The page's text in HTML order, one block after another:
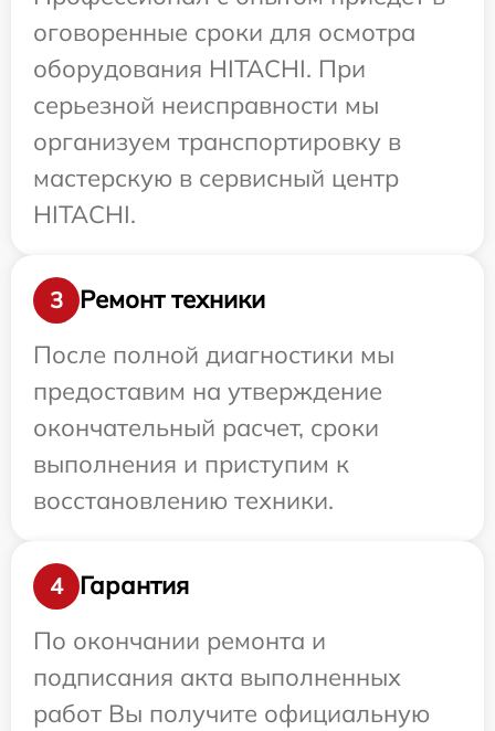
оговоренные сроки для осмотра
оборудования HITACHI. При
серьезной неисправности мы
организуем транспортировку в
мастерскую в сервисный центр
HITACHI.
3
Ремонт техники
После полной диагностики мы
предоставим на утверждение
окончательный расчет, сроки
выполнения и приступим к
восстановлению техники.
4
Гарантия
По окончании ремонта и
подписания акта выполненных
работ Вы получите официальную